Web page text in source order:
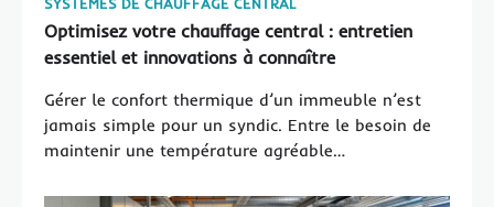
Optimisez votre chauffage central : entretien
essentiel et innovations à connaître
Gérer le confort thermique d’un immeuble n’est
jamais simple pour un syndic. Entre le besoin de
maintenir une température agréable…